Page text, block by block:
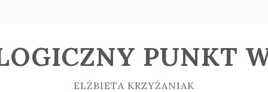
PUNKT
ELŻBIETA KRZYŻANIAK